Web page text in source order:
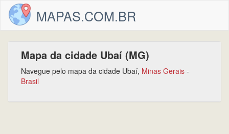
MAPAS.COM.BR
Mapa da cidade Ubaí (MG)
Navegue pelo mapa da cidade Ubaí, Minas Gerais -
Brasil